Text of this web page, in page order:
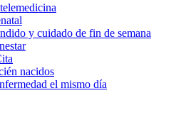
y cuidado de fin de semana
nacidos
el mismo día